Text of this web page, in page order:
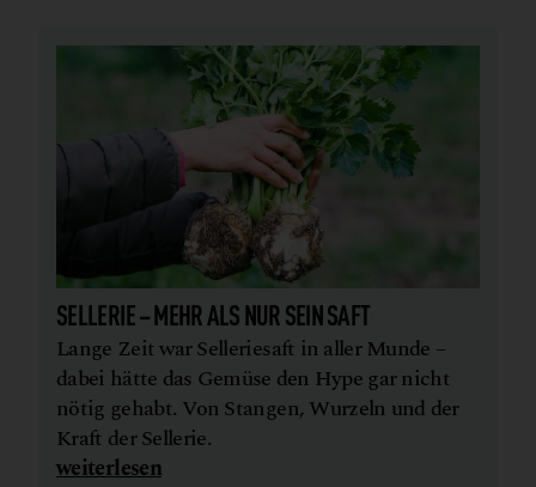
SELLERIE – MEHR ALS NUR SEIN SAFT
Lange Zeit war Selleriesaft in aller Munde –
dabei hätte das Gemüse den Hype gar nicht
nötig gehabt. Von Stangen, Wurzeln und der
Kraft der Sellerie.
weiterlesen